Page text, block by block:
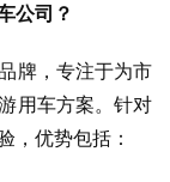
公司？
牌，专注于为市
用车方案。针对
，优势包括：